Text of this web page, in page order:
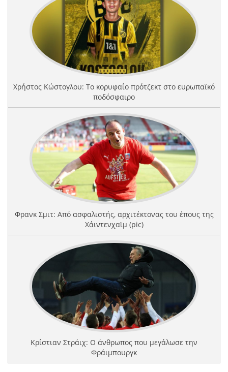
Χρήστος Κώστογλου: Το κορυφαίο πρότζεκτ στο ευρωπαϊκό
ποδόσφαιρο
Φρανκ Σμιτ: Από ασφαλιστής, αρχιτέκτονας του έπους της
Χάιντενχαϊμ (pic)
Κρίστιαν Στράιχ: Ο άνθρωπος που μεγάλωσε την
Φράιμπουργκ